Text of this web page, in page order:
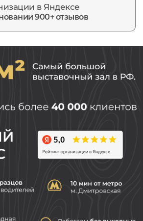
в Яндексе
900+ отзывов